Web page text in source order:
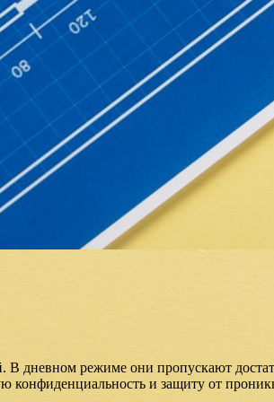
режиме они пропускают
и защиту от